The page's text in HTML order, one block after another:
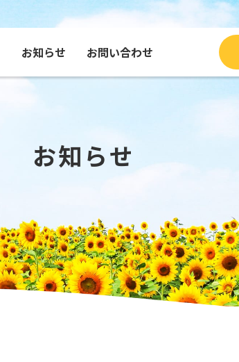
お知らせ お問い合わせ
お知らせ